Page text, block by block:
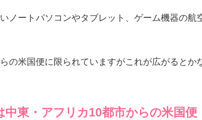
ノートパソコンやタブレット、ゲーム機器の航
の米国便に限られていますがこれが広がるとか
中東・アフリカ10都市からの米国便